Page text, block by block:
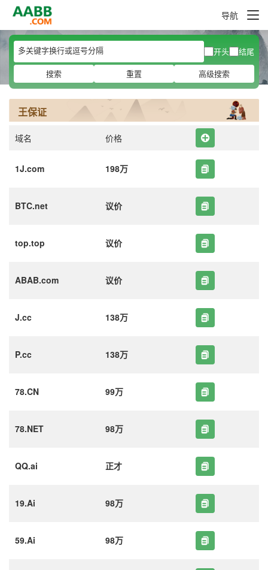
导航
开头
结尾
搜索
重置 高级搜索
王保证
域名 价格
1J.com 198万
BTC.net 议价
top.top 议价
ABAB.com 议价
J.cc 138万
P.cc 138万
78.CN 99万
78.NET 98万
QQ.ai 正才
19.Ai 98万
59.Ai 98万